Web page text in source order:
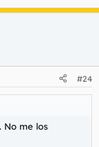
#24
No me los